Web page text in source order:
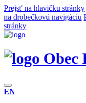
Prejsť na hlavičku stránky
na drobečkovú navigáciu
stránky
Obec
EN